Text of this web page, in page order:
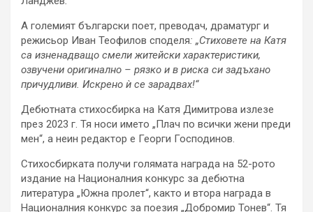
А големият български поет, преводач, драматург и
режисьор Иван Теофилов споделя: „Стиховете на Катя
са изненадващо смели житейски характеристики,
озвучени оригинално – рязко и в риска си задъхано
причудливи. Искрено ѝ се зарадвах!“
Дебютната стихосбирка на Катя Димитрова излезе
през 2023 г. Тя носи името „Плач по всички жени преди
мен“, а неин редактор е Георги Господинов.
Стихосбирката получи голямата награда на 52-рото
издание на Националния конкурс за дебютна
литература „Южна пролет“, както и втора награда в
Националния конкурс за поезия „Добромир Тонев“. Тя